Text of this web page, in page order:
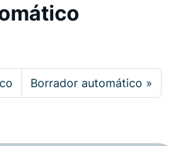
Borrador automático